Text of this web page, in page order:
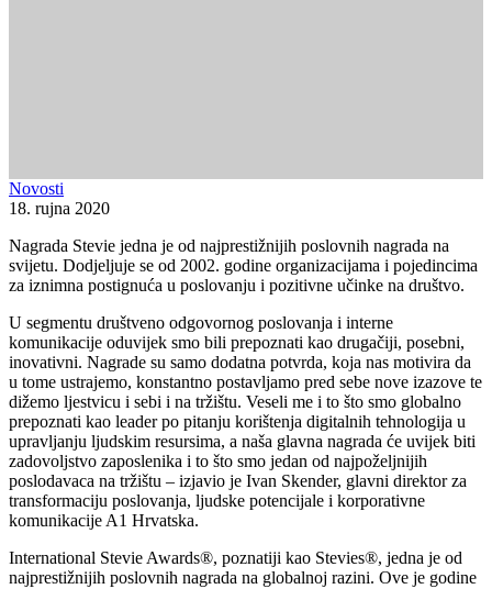
Novosti
18. rujna 2020
Nagrada Stevie jedna je od najprestižnijih poslovnih nagrada na
svijetu. Dodjeljuje se od 2002. godine organizacijama i pojedincima
za iznimna postignuća u poslovanju i pozitivne učinke na društvo.
U segmentu društveno odgovornog poslovanja i interne
komunikacije oduvijek smo bili prepoznati kao drugačiji, posebni,
inovativni. Nagrade su samo dodatna potvrda, koja nas motivira da
u tome ustrajemo, konstantno postavljamo pred sebe nove izazove te
dižemo ljestvicu i sebi i na tržištu. Veseli me i to što smo globalno
prepoznati kao leader po pitanju korištenja digitalnih tehnologija u
upravljanju ljudskim resursima, a naša glavna nagrada će uvijek biti
zadovoljstvo zaposlenika i to što smo jedan od najpoželjnijih
poslodavaca na tržištu – izjavio je Ivan Skender, glavni direktor za
transformaciju poslovanja, ljudske potencijale i korporativne
komunikacije A1 Hrvatska.
International Stevie Awards®, poznatiji kao Stevies®, jedna je od
najprestižnijih poslovnih nagrada na globalnoj razini. Ove je godine